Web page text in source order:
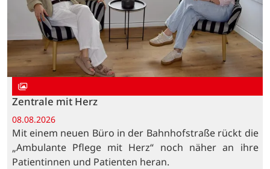
Zentrale mit Herz
08.08.2026
Mit einem neuen Büro in der Bahnhofstraße rückt die
„Ambulante Pflege mit Herz“ noch näher an ihre
Patientinnen und Patienten heran.